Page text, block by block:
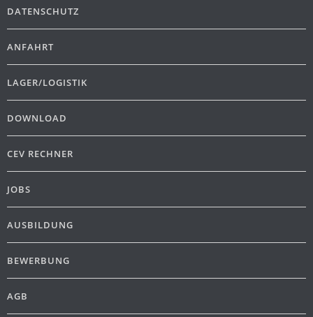
DATENSCHUTZ
ANFAHRT
LAGER/LOGISTIK
DOWNLOAD
CEV RECHNER
JOBS
AUSBILDUNG
BEWERBUNG
AGB